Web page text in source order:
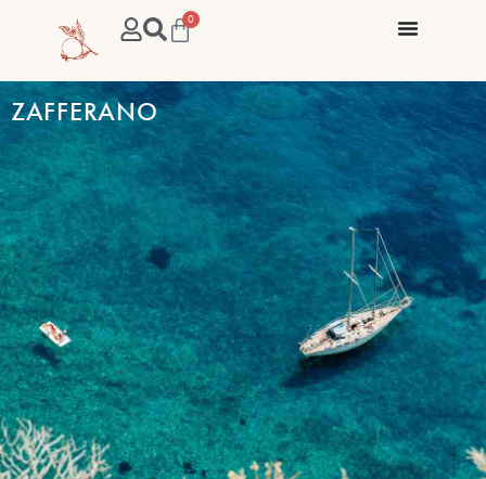
0
ZAFFERANO